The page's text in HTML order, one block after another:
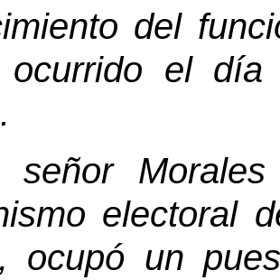
del
ocurrido el
señor
electoral
ocupó un